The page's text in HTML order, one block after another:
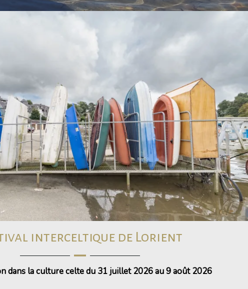
interceltique de Lorient
dans la culture celte du 31 juillet 2026 au 9 août 2026